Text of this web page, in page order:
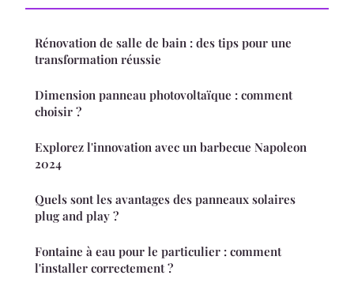
Rénovation de salle de bain : des tips pour une
transformation réussie
Dimension panneau photovoltaïque : comment
choisir ?
Explorez l'innovation avec un barbecue Napoleon
2024
Quels sont les avantages des panneaux solaires
plug and play ?
Fontaine à eau pour le particulier : comment
l'installer correctement ?